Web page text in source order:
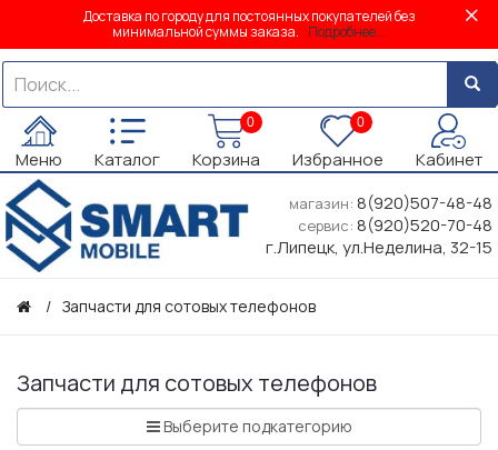
Доставка по городу для постоянных покупателей без
минимальной суммы заказа. Подробнее...
Меню Каталог
0
Корзина
0
Избранное Кабинет
магазин: 8(920)507-48-48
сервис: 8(920)520-70-48
г.Липецк, ул.Неделина, 32-15
Запчасти для сотовых телефонов
Запчасти для сотовых телефонов
Выберите подкатегорию